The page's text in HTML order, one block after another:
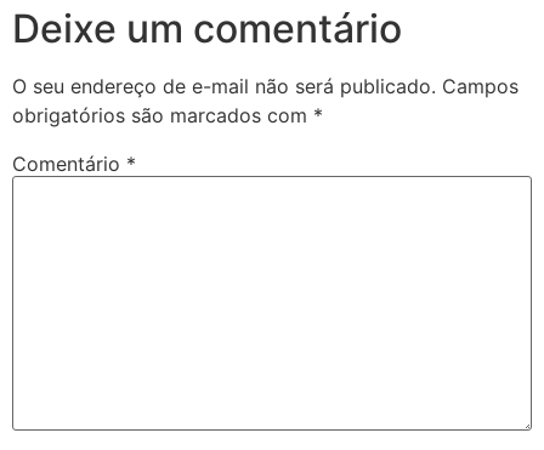
Deixe um comentário
O seu endereço de e-mail não será publicado. Campos
obrigatórios são marcados com *
Comentário *